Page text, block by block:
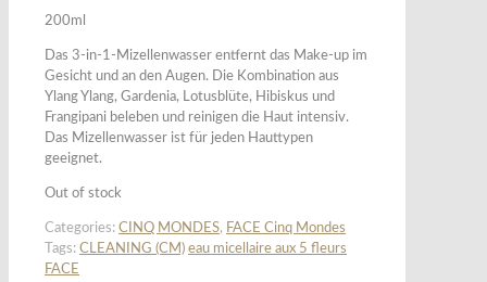
200ml
Das 3-in-1-Mizellenwasser entfernt das Make-up im
Gesicht und an den Augen. Die Kombination aus
Ylang Ylang, Gardenia, Lotusblüte, Hibiskus und
Frangipani beleben und reinigen die Haut intensiv.
Das Mizellenwasser ist für jeden Hauttypen
geeignet.
Out of stock
Categories: CINQ MONDES, FACE Cinq Mondes
Tags: CLEANING (CM) eau micellaire aux 5 fleurs
FACE